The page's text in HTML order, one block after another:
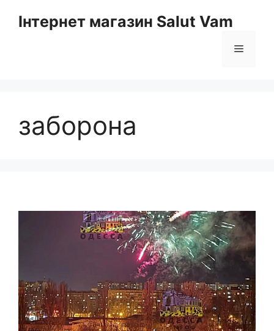
Інтернет магазин Salut Vam
Меню
заборона